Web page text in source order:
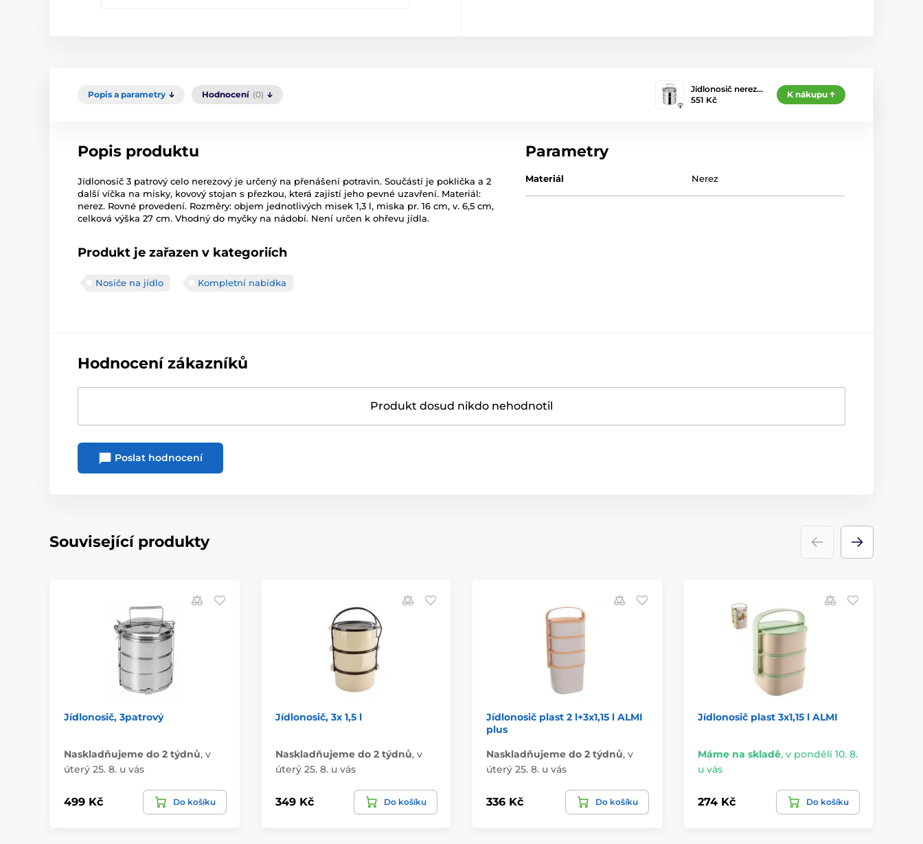
Popis a parametry Hodnocení (0)
Jídlonosič nerez…
551 Kč
K nákupu
Popis produktu
Jídlonosič 3 patrový celo nerezový je určený na přenášení potravin. Součástí je poklička a 2
další víčka na misky, kovový stojan s přezkou, která zajistí jeho pevné uzavření. Materiál:
nerez. Rovné provedení. Rozměry: objem jednotlivých misek 1,3 l, miska pr. 16 cm, v. 6,5 cm,
celková výška 27 cm. Vhodný do myčky na nádobí. Není určen k ohřevu jídla.
Produkt je zařazen v kategoriích
Nosiče na jídlo Kompletní nabídka
Parametry
Materiál Nerez
Hodnocení zákazníků
Produkt dosud nikdo nehodnotil
Poslat hodnocení
Související produkty
Jídlonosič, 3patrový
Naskladňujeme do 2 týdnů, v
úterý 25. 8. u vás
499 Kč Do košíku
Jídlonosič, 3x 1,5 l
Naskladňujeme do 2 týdnů, v
úterý 25. 8. u vás
349 Kč Do košíku
Jídlonosič plast 2 l+3x1,15 l ALMI
plus
Naskladňujeme do 2 týdnů, v
úterý 25. 8. u vás
336 Kč Do košíku
Jídlonosič plast 3x1,15 l ALMI
Máme na skladě, v pondělí 10. 8.
u vás
274 Kč Do košíku